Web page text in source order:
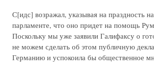
С[идс] возражал, указывая на праздность
парламенте, что оно придет на помощь
Поскольку мы уже заявили Галифаксу о
не можем сделать об этом публичную
Германию и успокоила бы общественное